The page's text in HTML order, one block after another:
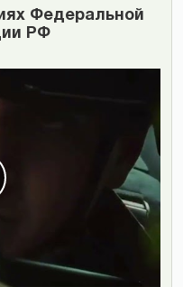
Федеральной
РФ